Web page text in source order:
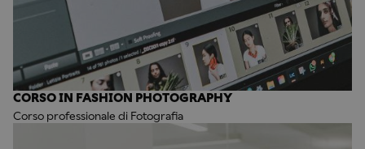
CORSO IN FASHION PHOTOGRAPHY
Corso professionale di Fotografia